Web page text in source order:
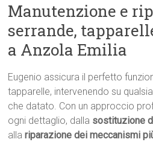
Manutenzione e
serrande,
a Anzola Emilia
Eugenio assicura il perfetto
tapparelle, intervenendo su
che datato. Con un approccio
ogni dettaglio, dalla sostituzione
allariparazione dei meccanismi